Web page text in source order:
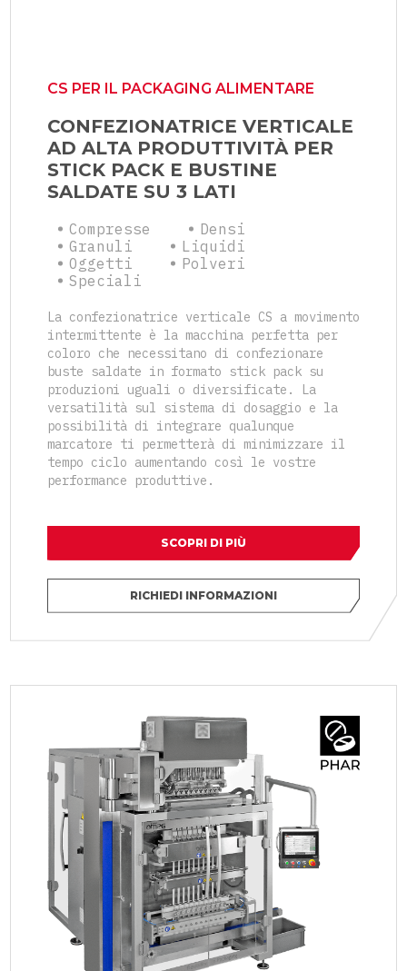
CS PER IL PACKAGING ALIMENTARE
CONFEZIONATRICE VERTICALE
AD ALTA PRODUTTIVITÀ PER
STICK PACK E BUSTINE
SALDATE SU 3 LATI
Compresse
Densi
Granuli
Liquidi
Oggetti
Polveri
Speciali
La confezionatrice verticale CS a movimento
intermittente è la macchina perfetta per
coloro che necessitano di confezionare
buste saldate in formato stick pack su
produzioni uguali o diversificate. La
versatilità sul sistema di dosaggio e la
possibilità di integrare qualunque
marcatore ti permetterà di minimizzare il
tempo ciclo aumentando così le vostre
performance produttive.
SCOPRI DI PIÙ
RICHIEDI INFORMAZIONI